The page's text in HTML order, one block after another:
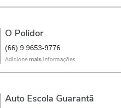
O Polidor
(66) 9 9653-9776
Adicione mais informações
Auto Escola Guarantã